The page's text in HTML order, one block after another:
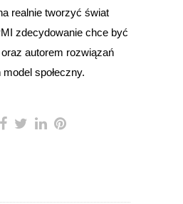
realnie tworzyć świat
zdecydowanie chce być
autorem rozwiązań
społeczny.